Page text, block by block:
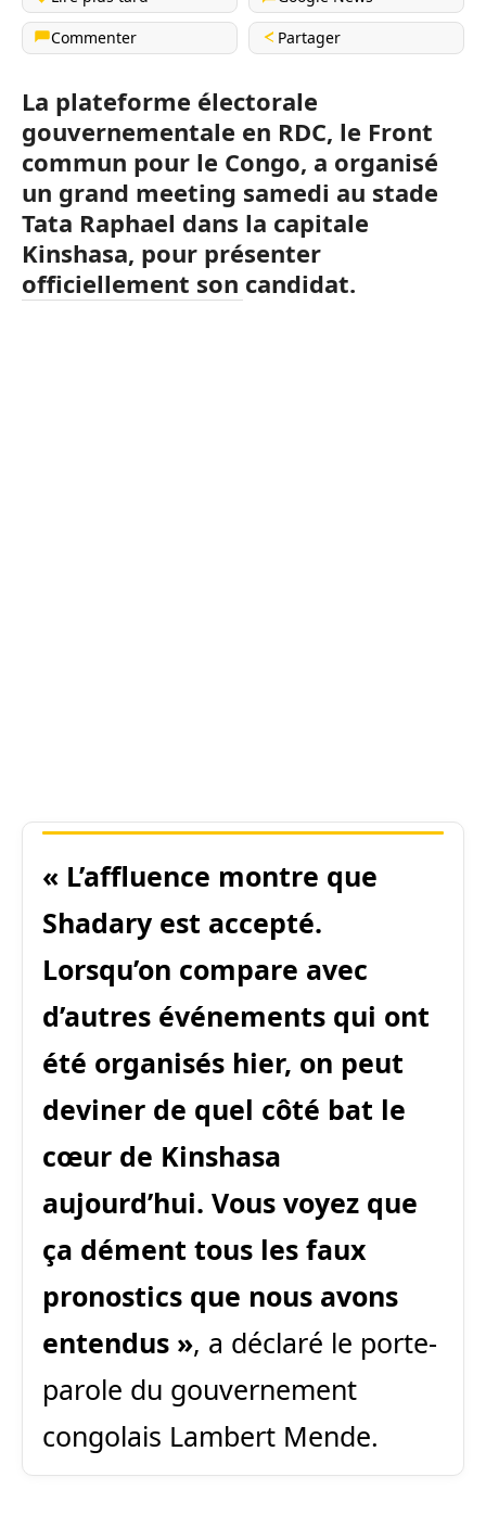
Commenter
Partager
La plateforme électorale
gouvernementale en RDC, le Front
commun pour le Congo, a organisé
un grand meeting samedi au stade
Tata Raphael dans la capitale
Kinshasa, pour présenter
officiellement son candidat.
« L’affluence montre que
Shadary est accepté.
Lorsqu’on compare avec
d’autres événements qui ont
été organisés hier, on peut
deviner de quel côté bat le
cœur de Kinshasa
aujourd’hui. Vous voyez que
ça dément tous les faux
pronostics que nous avons
entendus », a déclaré le porte-
parole du gouvernement
congolais Lambert Mende.